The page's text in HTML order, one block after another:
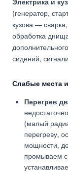
(генератор,
кузова —
обработка
сидений,
Слабые места
Перегрев
(малый
перегреву,
мощности,
промываем